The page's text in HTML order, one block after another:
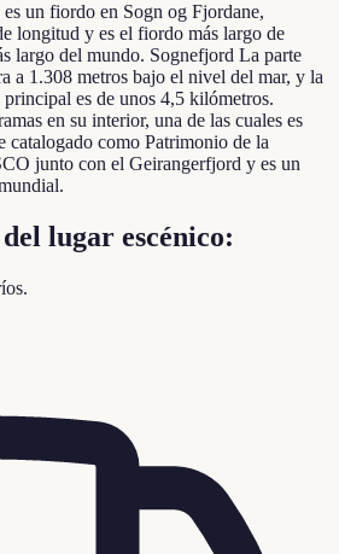
un fiordo en Sogn og Fjordane,
longitud y es el fiordo más largo de
largo del mundo. Sognefjord La parte
a 1.308 metros bajo el nivel del mar, y la
es de unos 4,5 kilómetros.
en su interior, una de las cuales es
como Patrimonio de la
junto con el Geirangerfjord y es un
lugar escénico: